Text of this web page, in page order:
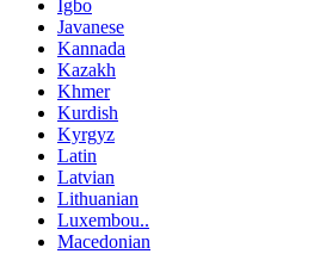
Igbo
Javanese
Kannada
Kazakh
Khmer
Kurdish
Kyrgyz
Latin
Latvian
Lithuanian
Luxembou..
Macedonian